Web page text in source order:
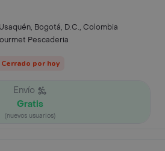
Bogotá, D.C., Colombia
Pescaderia
Cerrado por hoy
Envío
Gratis
(nuevos usuarios)